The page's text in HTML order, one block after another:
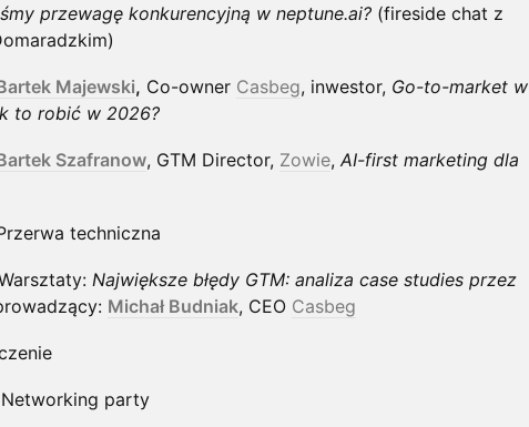
przewagę konkurencyjną w neptune.ai? (fireside chat z
Majewski, Co-owner Casbeg, inwestor, Go-to-market w
to robić w 2026?
Szafranow, GTM Director, Zowie, AI-first marketing dla
techniczna
Największe błędy GTM: analiza case studies przez
Michał Budniak, CEO Casbeg
party